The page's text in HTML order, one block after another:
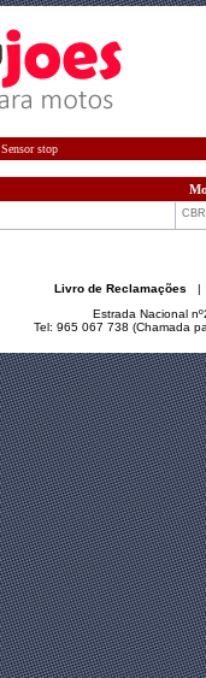
Sensor stop
Livro de Reclamações
Estrada Nacional
Tel: 965 067 738 (Chamada